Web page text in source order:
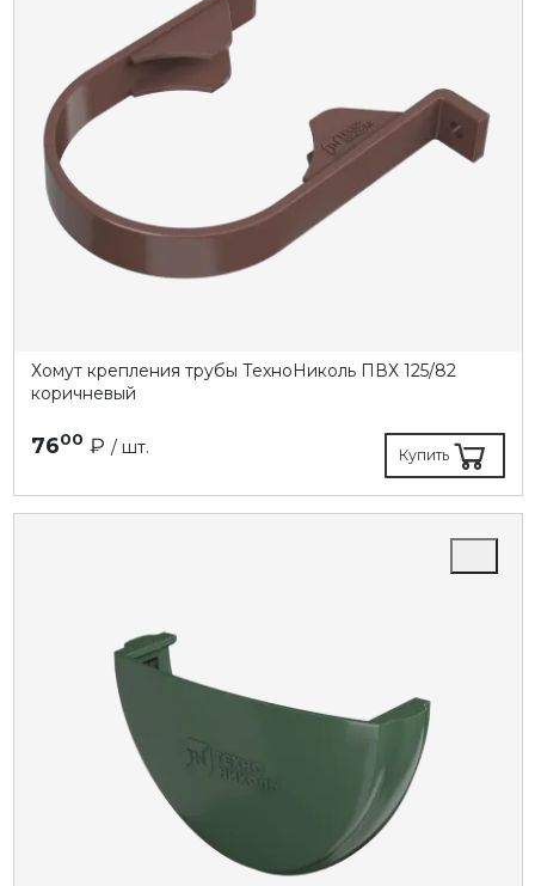
Хомут крепления трубы ТехноНиколь ПВХ 125/82
коричневый
7600 ₽ / шт. Купить